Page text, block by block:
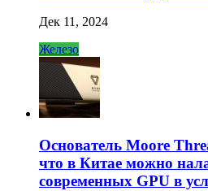
Дек 11, 2024
Железо
Основатель Moore
что в Китае можно
современных GPU в